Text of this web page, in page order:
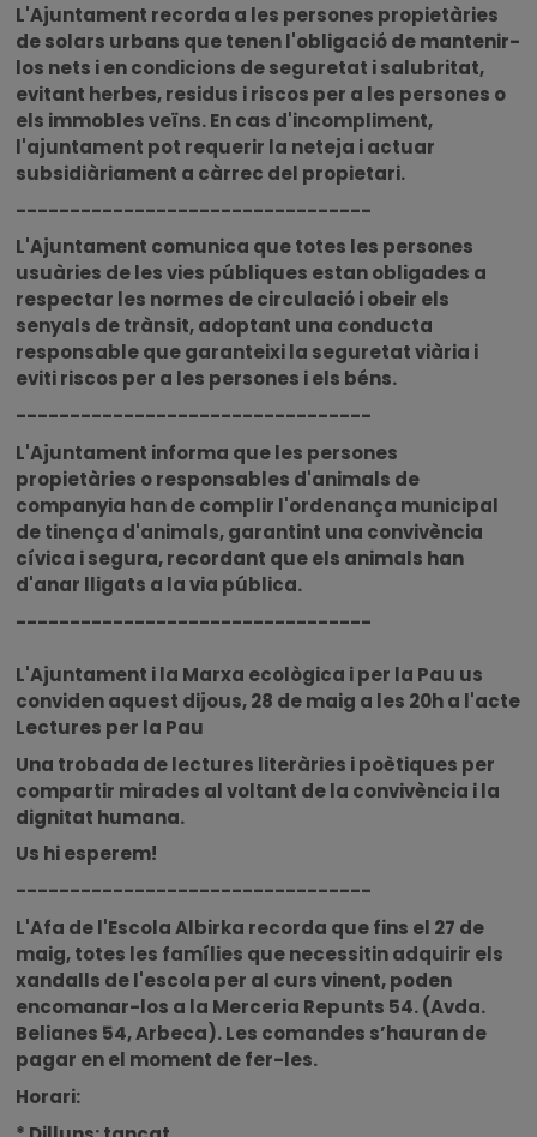
L'Ajuntament recorda a les persones propietàries
de solars urbans que tenen l'obligació de mantenir-
los nets i en condicions de seguretat i salubritat,
evitant herbes, residus i riscos per a les persones o
els immobles veïns. En cas d'incompliment,
l'ajuntament pot requerir la neteja i actuar
subsidiàriament a càrrec del propietari.
---------------------------------
L'Ajuntament comunica que totes les persones
usuàries de les vies públiques estan obligades a
respectar les normes de circulació i obeir els
senyals de trànsit, adoptant una conducta
responsable que garanteixi la seguretat viària i
eviti riscos per a les persones i els béns.
---------------------------------
L'Ajuntament informa que les persones
propietàries o responsables d'animals de
companyia han de complir l'ordenança municipal
de tinença d'animals, garantint una convivència
cívica i segura, recordant que els animals han
d'anar lligats a la via pública.
---------------------------------
L'Ajuntament i la Marxa ecològica i per la Pau us
conviden aquest dijous, 28 de maig a les 20h a l'acte
Lectures per la Pau
Una trobada de lectures literàries i poètiques per
compartir mirades al voltant de la convivència i la
dignitat humana.
Us hi esperem!
---------------------------------
L'Afa de l'Escola Albirka recorda que fins el 27 de
maig, totes les famílies que necessitin adquirir els
xandalls de l'escola per al curs vinent, poden
encomanar-los a la Merceria Repunts 54. (Avda.
Belianes 54, Arbeca). Les comandes s’hauran de
pagar en el moment de fer-les.
Horari: